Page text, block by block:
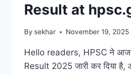
Result at
By sekhar November 19, 2025
Hello readers, HPSC ने आज
Result 2025 जारी कर दिया है,